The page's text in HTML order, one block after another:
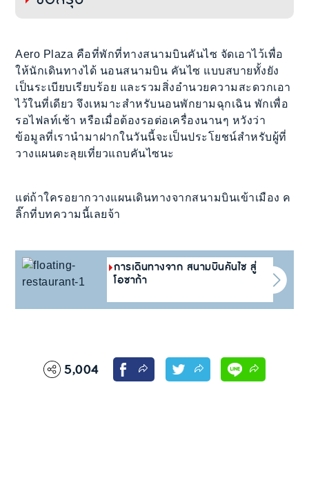
Aero Plaza คือที่พักที่ทางสนามบินคันไซ จัดเอาไว้เพื่อ
ให้นักเดินทางได้ นอนสนามบิน คันไซ แบบสบายทั้งยัง
เป็นระเบียบเรียบร้อย และรวมสิ่งอำนวยความสะดวกเอา
ไว้ในที่เดียว จึงเหมาะสำหรับนอนพักยามฉุกเฉิน พักเพื่อ
รอไฟลท์เช้า หรือเมื่อต้องรอต่อเครื่องนานๆ หวังว่า
ข้อมูลที่เรานำมาฝากในวันนี้จะเป็นประโยชน์สำหรับผู้ที่
วางแผนตะลุยเที่ยวแถบคันไซนะ
แต่ถ้าใครอยากวางแผนเดินทางจากสนามบินเข้าเมือง ค
ลิ๊กที่บทความนี้เลยจ้า
การเดินทางจาก สนามบินคันไซ สู่
โอซาก้า
5,004